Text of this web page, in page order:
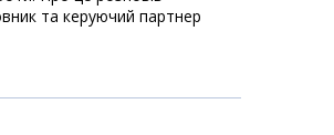
та керуючий партнер